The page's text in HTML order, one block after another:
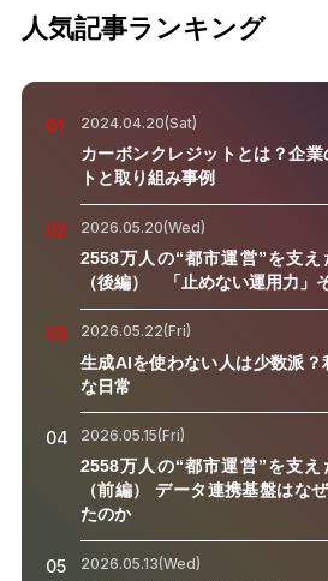
人気記事ランキング
01 2024.04.20(Sat)
カーボンクレジットとは？企
トと取り組み事例
02 2026.05.20(Wed)
2558万人の“都市運営”を支
（後編） 「止めない運用力」
03 2026.05.22(Fri)
生成AIを使わない人は少数派？
な日常
04 2026.05.15(Fri)
2558万人の“都市運営”を支
（前編） データ連携基盤はな
たのか
05 2026.05.13(Wed)